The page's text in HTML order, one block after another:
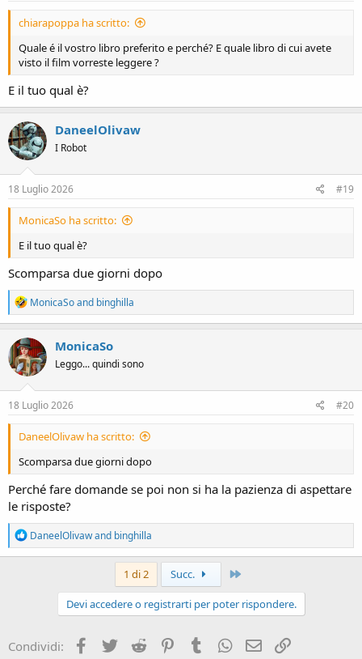
chiarapoppa ha scritto:
Quale é il vostro libro preferito e perché? E quale libro di cui avete
visto il film vorreste leggere ?
E il tuo qual è?
DaneelOlivaw
I Robot
18 Luglio 2026 #19
MonicaSo ha scritto:
E il tuo qual è?
Scomparsa due giorni dopo
R
e
a
c
t
i
o
n
s
MonicaSoand binghilla
MonicaSo
Leggo... quindi sono
18 Luglio 2026 #20
DaneelOlivaw ha scritto:
Scomparsa due giorni dopo
Perché fare domande se poi non si ha la pazienza di aspettare
le risposte?
R
e
a
:
DaneelOlivawand binghilla
1 di 2 Succ.
Devi accedere o registrarti per poter rispondere.
Condividi: Facebook
Twitter Reddit PinterestTumblrWhatsApp
e-mail